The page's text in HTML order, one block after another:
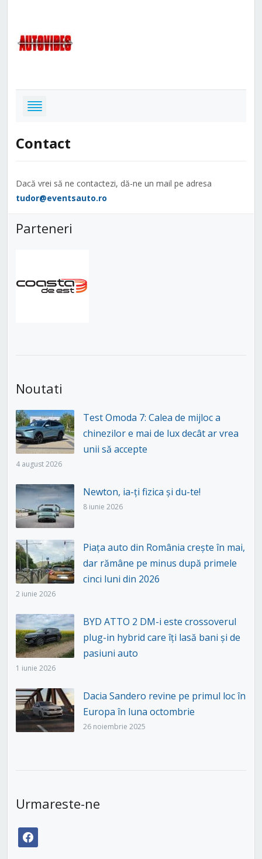
Contact
Dacă vrei să ne contactezi, dă-ne un mail pe adresa
tudor@eventsauto.ro
Parteneri
Noutati
Test Omoda 7: Calea de mijloc a
chinezilor e mai de lux decât ar vrea
unii să accepte
4 august 2026
Newton, ia-ți fizica și du-te!
8 iunie 2026
Piața auto din România crește în mai,
dar rămâne pe minus după primele
cinci luni din 2026
2 iunie 2026
BYD ATTO 2 DM-i este crossoverul
plug-in hybrid care îți lasă bani și de
pasiuni auto
1 iunie 2026
Dacia Sandero revine pe primul loc în
Europa în luna octombrie
26 noiembrie 2025
Urmareste-ne
facebook